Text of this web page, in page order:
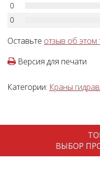
0
0
Оставьте отзыв об этом
Версия для печати
Категории: Краны
ВЫБОР